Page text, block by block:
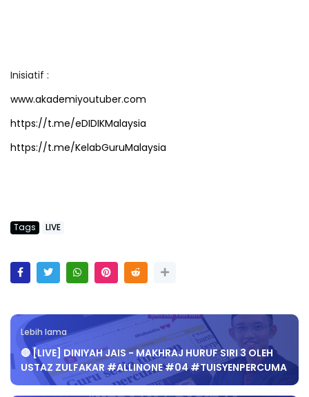
Inisiatif :
www.akademiyoutuber.com
https://t.me/eDIDIKMalaysia
https://t.me/KelabGuruMalaysia
Tags LIVE
Lebih lama
🔴 [LIVE] DINIYAH JAIS - MAKHRAJ HURUF SIRI 3 OLEH
USTAZ ZULFAKAR #ALLINONE #04 #TUISYENPERCUMA